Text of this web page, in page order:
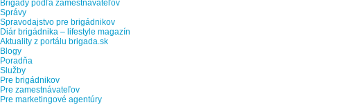
Brigády podľa zamestnávateľov
Správy
Spravodajstvo pre brigádnikov
Diár brigádnika – lifestyle magazín
Aktuality z portálu brigada.sk
Blogy
Poradňa
Služby
Pre brigádnikov
Pre zamestnávateľov
Pre marketingové agentúry